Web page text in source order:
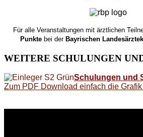
Für alle Veranstaltungen mit ärztlichen
Punkte bei derBayrischen
WEITERE SCHULUNGEN
Schulungen und
Zum PDF Download einfach die